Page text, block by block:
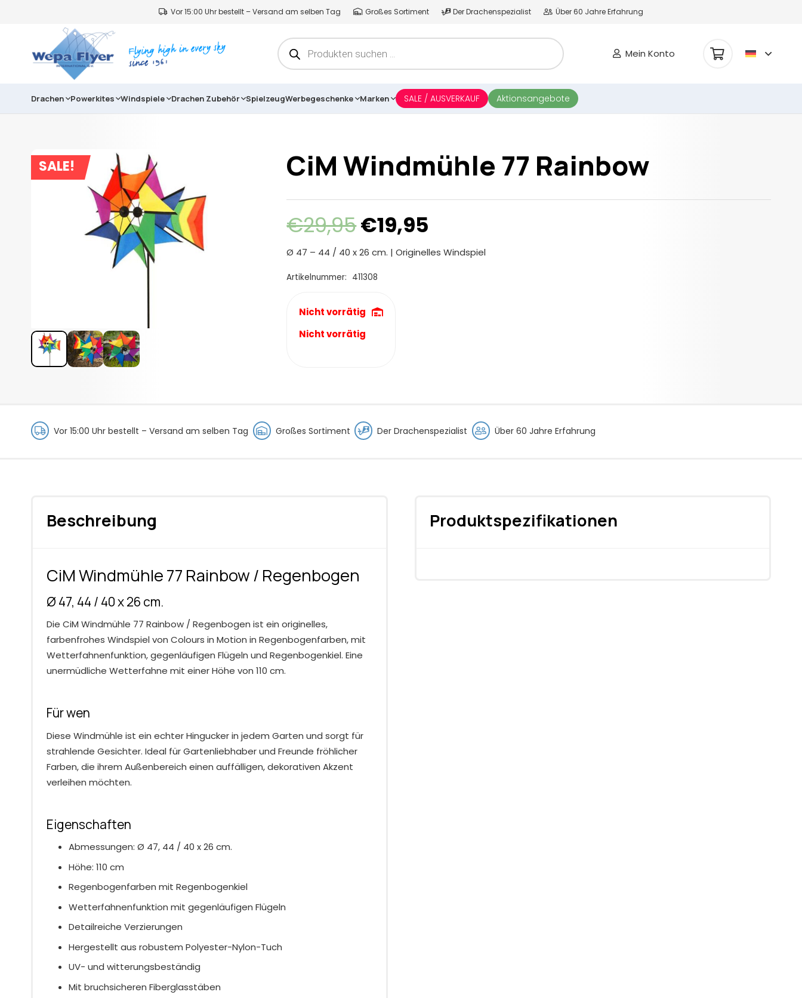
Vor 15:00 Uhr bestellt – Versand am selben Tag Großes Sortiment Der Drachenspezialist Über 60 Jahre Erfahrung
Products
search Mein Konto
Drachen Powerkites Windspiele Drachen Zubehör SpielzeugWerbegeschenke Marken SALE / AUSVERKAUF Aktionsangebote
SALE! CiM Windmühle 77 Rainbow
€29,95Ursprünglicher
Preis
war:
€29,95
€19,95
ist:
Ø 47 – 44 / 40 x 26 cm. | Originelles Windspiel
Artikelnummer: 411308
Nicht vorrätig
Nicht vorrätig
Vor 15:00 Uhr bestellt – Versand am selben Tag Großes Sortiment Der Drachenspezialist Über 60 Jahre Erfahrung
Beschreibung
CiM Windmühle 77 Rainbow / Regenbogen
Ø 47, 44 / 40 x 26 cm.
Die CiM Windmühle 77 Rainbow / Regenbogen ist ein originelles,
farbenfrohes Windspiel von Colours in Motion in Regenbogenfarben, mit
Wetterfahnenfunktion, gegenläufigen Flügeln und Regenbogenkiel. Eine
unermüdliche Wetterfahne mit einer Höhe von 110 cm.
Für wen
Diese Windmühle ist ein echter Hingucker in jedem Garten und sorgt für
strahlende Gesichter. Ideal für Gartenliebhaber und Freunde fröhlicher
Farben, die ihrem Außenbereich einen auffälligen, dekorativen Akzent
verleihen möchten.
Eigenschaften
Abmessungen: Ø 47, 44 / 40 x 26 cm.
Höhe: 110 cm
Regenbogenfarben mit Regenbogenkiel
Wetterfahnenfunktion mit gegenläufigen Flügeln
Detailreiche Verzierungen
Hergestellt aus robustem Polyester-Nylon-Tuch
UV- und witterungsbeständig
Mit bruchsicheren Fiberglasstäben
Produktspezifikationen